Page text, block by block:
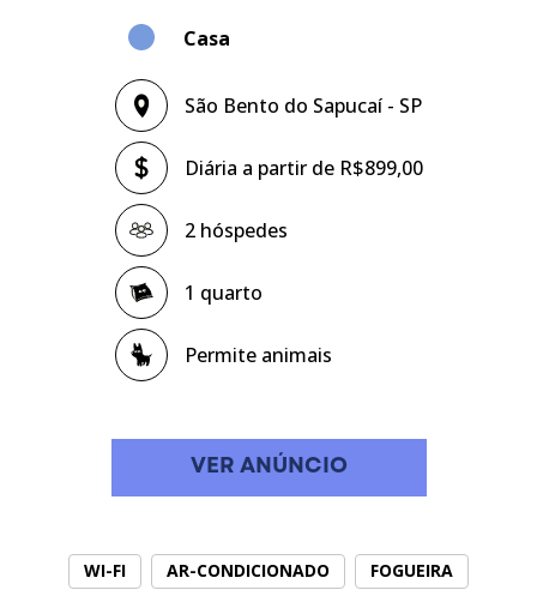
Casa
São Bento do Sapucaí - SP
Diária a partir de R$899,00
2 hóspedes
1 quarto
Permite animais
VER ANÚNCIO
WI-FI AR-CONDICIONADO FOGUEIRA